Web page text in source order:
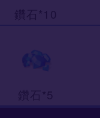
鑽石*10
鑽石*5